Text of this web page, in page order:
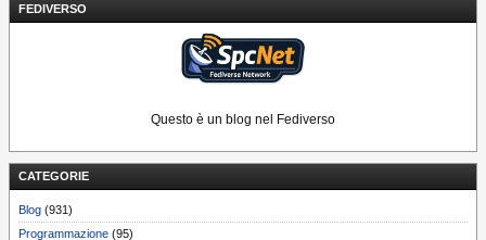
FEDIVERSO
Questo è un blog nel Fediverso
CATEGORIE
Blog (931)
Programmazione (95)